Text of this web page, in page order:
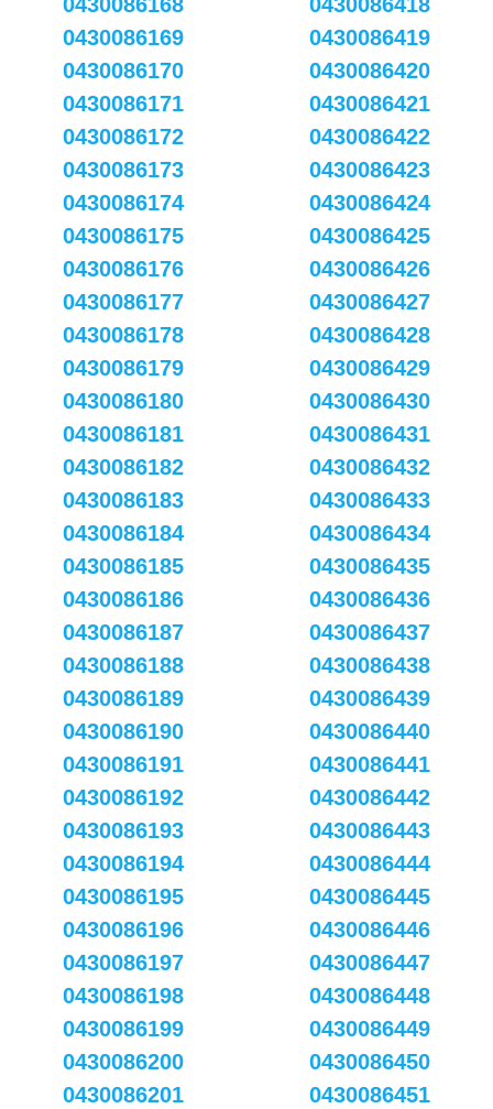
0430086169
0430086170
0430086171
0430086172
0430086173
0430086174
0430086175
0430086176
0430086177
0430086178
0430086179
0430086180
0430086181
0430086182
0430086183
0430086184
0430086185
0430086186
0430086187
0430086188
0430086189
0430086190
0430086191
0430086192
0430086193
0430086194
0430086195
0430086196
0430086197
0430086198
0430086199
0430086200
0430086201
0430086419
0430086420
0430086421
0430086422
0430086423
0430086424
0430086425
0430086426
0430086427
0430086428
0430086429
0430086430
0430086431
0430086432
0430086433
0430086434
0430086435
0430086436
0430086437
0430086438
0430086439
0430086440
0430086441
0430086442
0430086443
0430086444
0430086445
0430086446
0430086447
0430086448
0430086449
0430086450
0430086451